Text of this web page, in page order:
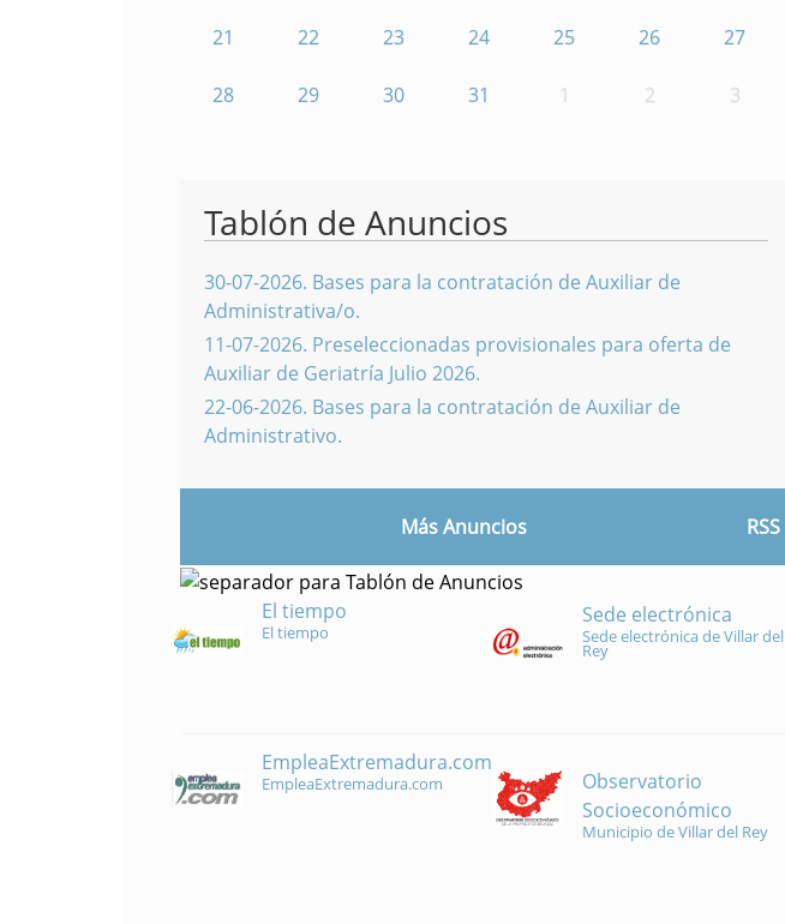
21 22 23 24 25 26 27
28 29 30 31 1 2 3
Tablón de Anuncios
30-07-2026. Bases para la contratación de Auxiliar de
Administrativa/o.
11-07-2026. Preseleccionadas provisionales para oferta de
Auxiliar de Geriatría Julio 2026.
22-06-2026. Bases para la contratación de Auxiliar de
Administrativo.
Más Anuncios RSS
El tiempo
El tiempo
Sede electrónica
Sede electrónica de Villar del
Rey
EmpleaExtremadura.com
EmpleaExtremadura.com
Observatorio
Socioeconómico
Municipio de Villar del Rey